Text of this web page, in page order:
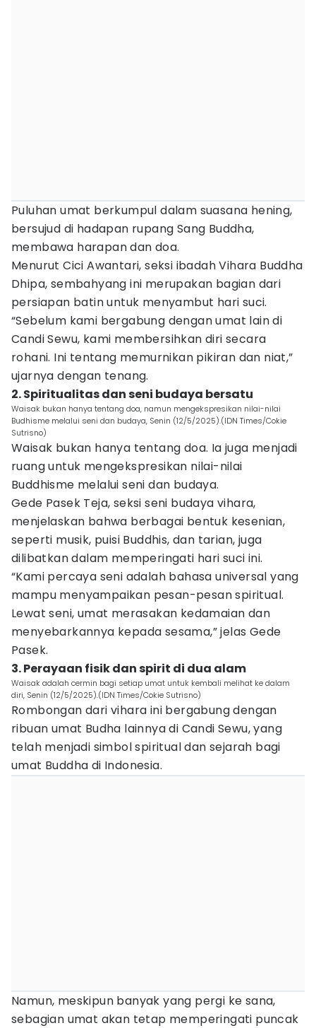
Puluhan umat berkumpul dalam suasana hening,
bersujud di hadapan rupang Sang Buddha,
membawa harapan dan doa.
Menurut Cici Awantari, seksi ibadah Vihara Buddha
Dhipa, sembahyang ini merupakan bagian dari
persiapan batin untuk menyambut hari suci.
“Sebelum kami bergabung dengan umat lain di
Candi Sewu, kami membersihkan diri secara
rohani. Ini tentang memurnikan pikiran dan niat,”
ujarnya dengan tenang.
2. Spiritualitas dan seni budaya bersatu
Waisak bukan hanya tentang doa, namun mengekspresikan nilai-nilai
Budhisme melalui seni dan budaya, Senin (12/5/2025).(IDN Times/Cokie
Sutrisno)
Waisak bukan hanya tentang doa. Ia juga menjadi
ruang untuk mengekspresikan nilai-nilai
Buddhisme melalui seni dan budaya.
Gede Pasek Teja, seksi seni budaya vihara,
menjelaskan bahwa berbagai bentuk kesenian,
seperti musik, puisi Buddhis, dan tarian, juga
dilibatkan dalam memperingati hari suci ini.
“Kami percaya seni adalah bahasa universal yang
mampu menyampaikan pesan-pesan spiritual.
Lewat seni, umat merasakan kedamaian dan
menyebarkannya kepada sesama,” jelas Gede
Pasek.
3. Perayaan fisik dan spirit di dua alam
Waisak adalah cermin bagi setiap umat untuk kembali melihat ke dalam
diri, Senin (12/5/2025).(IDN Times/Cokie Sutrisno)
Rombongan dari vihara ini bergabung dengan
ribuan umat Budha lainnya di Candi Sewu, yang
telah menjadi simbol spiritual dan sejarah bagi
umat Buddha di Indonesia.
Namun, meskipun banyak yang pergi ke sana,
sebagian umat akan tetap memperingati puncak